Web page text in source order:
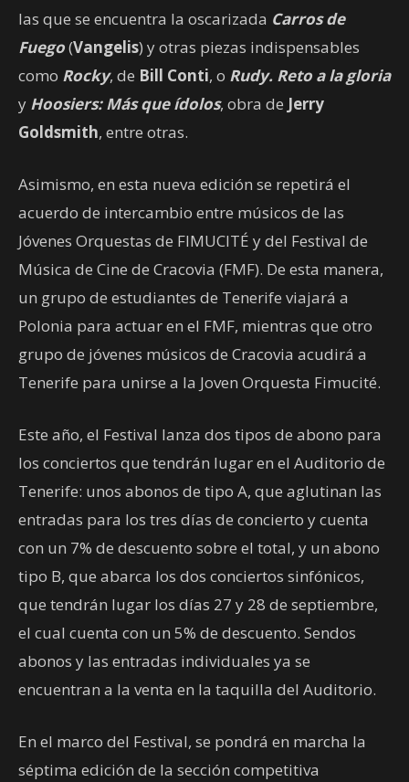
las que se encuentra la oscarizada Carros de
Fuego(Vangelis) y otras piezas indispensables
como Rocky, de Bill Conti, o Rudy. Reto a la gloria
y Hoosiers: Más que ídolos, obra de Jerry
Goldsmith, entre otras.
Asimismo, en esta nueva edición se repetirá el
acuerdo de intercambio entre músicos de las
Jóvenes Orquestas de FIMUCITÉ y del Festival de
Música de Cine de Cracovia (FMF). De esta manera,
un grupo de estudiantes de Tenerife viajará a
Polonia para actuar en el FMF, mientras que otro
grupo de jóvenes músicos de Cracovia acudirá a
Tenerife para unirse a la Joven Orquesta Fimucité.
Este año, el Festival lanza dos tipos de abono para
los conciertos que tendrán lugar en el Auditorio de
Tenerife: unos abonos de tipo A, que aglutinan las
entradas para los tres días de concierto y cuenta
con un 7% de descuento sobre el total, y un abono
tipo B, que abarca los dos conciertos sinfónicos,
que tendrán lugar los días 27 y 28 de septiembre,
el cual cuenta con un 5% de descuento. Sendos
abonos y las entradas individuales ya se
encuentran a la venta en la taquilla del Auditorio.
En el marco del Festival, se pondrá en marcha la
séptima edición de la sección competitiva